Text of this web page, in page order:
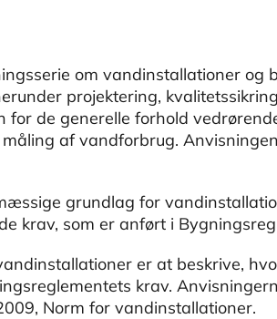
om vandinstallationer og
projektering,
de generelle forhold
af vandforbrug.
grundlag for
krav, som er anført i
er at beskrive,
krav.
Norm for vandinstallationer.